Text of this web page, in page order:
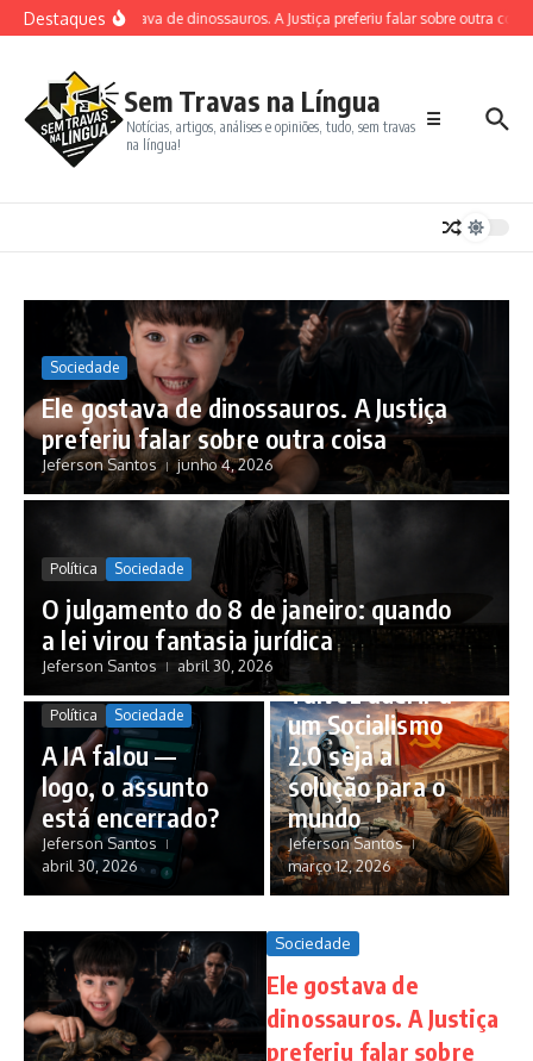
DestaquesEle gostava de dinossauros. A Justiça preferiu falar sobre outra coisa
Sem Travas na Língua
Notícias, artigos, análises e opiniões, tudo, sem travas
na língua!
☰
Sociedade
Ele gostava de dinossauros. A Justiça
preferiu falar sobre outra coisa
Jeferson Santos junho 4, 2026
Política Sociedade
O julgamento do 8 de janeiro: quando
a lei virou fantasia jurídica
Jeferson Santos abril 30, 2026
Política Sociedade
A IA falou —
logo, o assunto
está encerrado?
Jeferson Santos
abril 30, 2026
Política Sociedade
Talvez aderir a
um Socialismo
2.0 seja a
solução para o
mundo
Jeferson Santos
março 12, 2026
Sociedade
Ele gostava de
dinossauros. A Justiça
preferiu falar sobre